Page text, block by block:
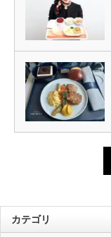
カテゴリ